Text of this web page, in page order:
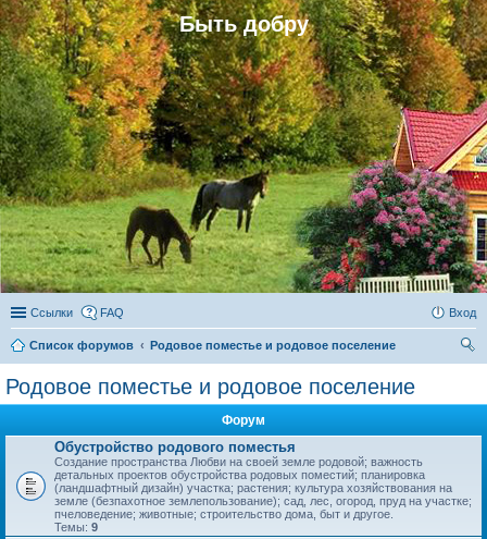
Быть добру
Ссылки FAQ Вход
Список форумов
Родовое поместье и родовое поселение
Родовое поместье и родовое поселение
Форум
Обустройство родового поместья
Создание пространства Любви на своей земле родовой; важность
детальных проектов обустройства родовых поместий; планировка
(ландшафтный дизайн) участка; растения; культура хозяйствования на
земле (безпахотное землепользование); сад, лес, огород, пруд на участке;
пчеловедение; животные; строительство дома, быт и другое.
Темы: 9